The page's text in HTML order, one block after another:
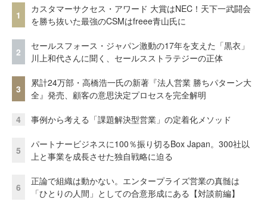
1
カスタマーサクセス・アワード 大賞はNEC！天下一武闘会
を勝ち抜いた最強のCSMはfreee青山氏に
2
セールスフォース・ジャパン激動の17年を支えた「黒衣」
川上和代さんに聞く、セールスストラテジーの正体
3
累計24万部・高橋浩一氏の新著『法人営業 勝ちパターン大
全』発売、顧客の意思決定プロセスを完全解明
4 事例から考える「課題解決型営業」の定着化メソッド
5
パートナービジネスに100％振り切るBox Japan。300社以
上と事業を成長させた独自戦略に迫る
6
正論で組織は動かない。エンタープライズ営業の真髄は
「ひとりの人間」としての合意形成にある【対談前編】